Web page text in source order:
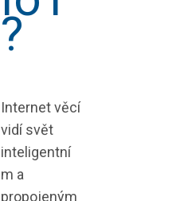
?
Internet věcí
vidí svět
inteligentní
m a
propojeným